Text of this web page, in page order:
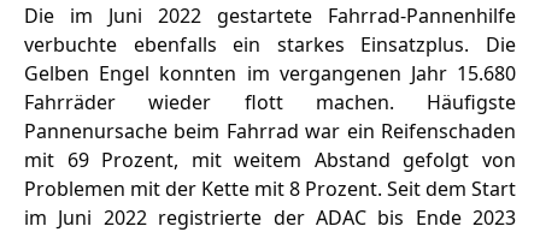
Die im Juni 2022 gestartete Fahrrad-Pannenhilfe
verbuchte ebenfalls ein starkes Einsatzplus. Die
Gelben Engel konnten im vergangenen Jahr 15.680
Fahrräder wieder flott machen. Häufigste
Pannenursache beim Fahrrad war ein Reifenschaden
mit 69 Prozent, mit weitem Abstand gefolgt von
Problemen mit der Kette mit 8 Prozent. Seit dem Start
im Juni 2022 registrierte der ADAC bis Ende 2023